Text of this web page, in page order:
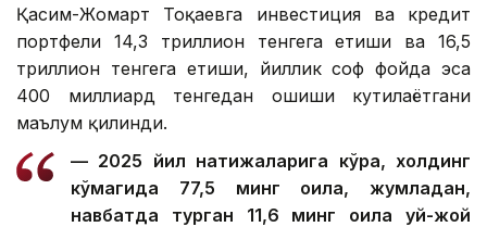
Қасим-Жомарт Тоқаевга инвестиция ва кредит
портфели 14,3 триллион тенгега етиши ва 16,5
триллион тенгега етиши, йиллик соф фойда эса
400 миллиард тенгедан ошиши кутилаётгани
маълум қилинди.
— 2025 йил натижаларига кўра, холдинг
кўмагида 77,5 минг оила, жумладан,
навбатда турган 11,6 минг оила уй-жой